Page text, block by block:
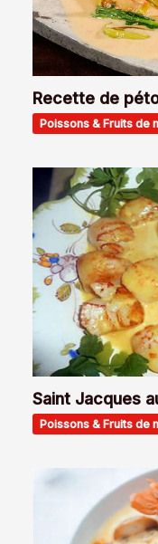
Recette de
Poissons & Fruits de
Saint Jacques
Poissons & Fruits de